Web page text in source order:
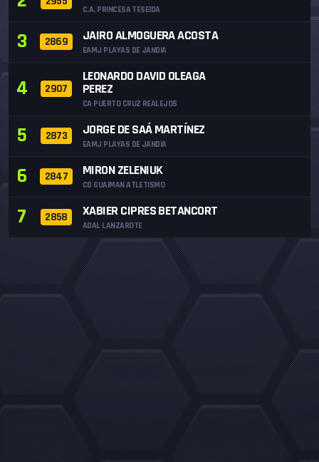
C.A. PRINCESA TESEIDA
3 2869 JAIRO ALMOGUERA ACOSTA
EAMJ PLAYAS DE JANDIA
4 2907
LEONARDO DAVID OLEAGA
PEREZ
CA PUERTO CRUZ REALEJOS
5 2873 JORGE DE SAÁ MARTÍNEZ
EAMJ PLAYAS DE JANDIA
6 2847 MIRON ZELENIUK
CD GUAIMAN ATLETISMO
7 2858 XABIER CIPRES BETANCORT
ADAL LANZAROTE